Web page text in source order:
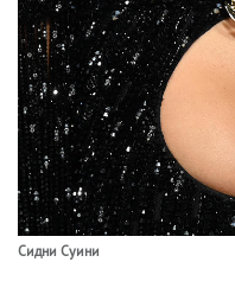
Сидни Суини